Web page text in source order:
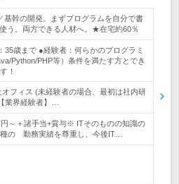
基幹の開発。まずプログラムを自分で書
う。両方できる人材へ。★在宅約60％
35歳まで ●経験者：何らかのプログラミ
Python/PHP等）条件を満たす方とでき
！
オフィス (未経験者の場合、最初は社内研
業界経験者】…
円～＋諸手当+賞与※ ITそのものの知識の
の 勤務実績を尊重し、今後IT…